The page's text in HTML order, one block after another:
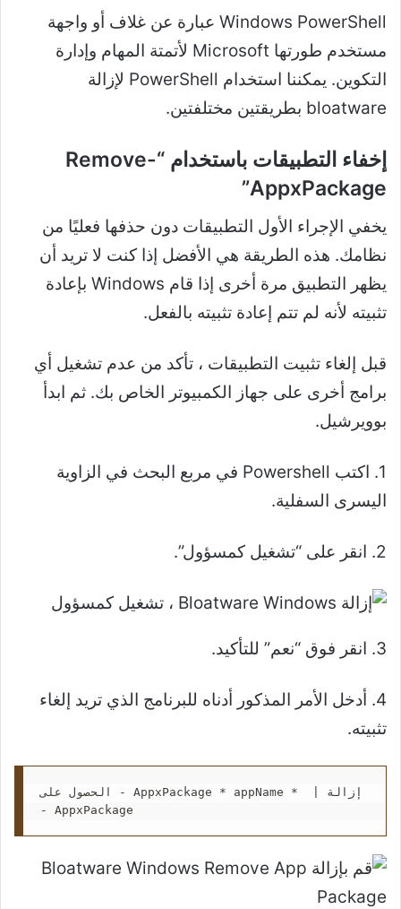
Windows PowerShell عبارة عن غلاف أو واجهة
مستخدم طورتها Microsoft لأتمتة المهام وإدارة
التكوين. يمكننا استخدام PowerShell لإزالة
bloatware بطريقتين مختلفتين.
إخفاء التطبيقات باستخدام “Remove-
AppxPackage”
يخفي الإجراء الأول التطبيقات دون حذفها فعليًا من
نظامك. هذه الطريقة هي الأفضل إذا كنت لا تريد أن
يظهر التطبيق مرة أخرى إذا قام Windows بإعادة
تثبيته لأنه لم تتم إعادة تثبيته بالفعل.
قبل إلغاء تثبيت التطبيقات ، تأكد من عدم تشغيل أي
برامج أخرى على جهاز الكمبيوتر الخاص بك. ثم ابدأ
بوويرشيل.
1. اكتب Powershell في مربع البحث في الزاوية
اليسرى السفلية.
2. انقر على “تشغيل كمسؤول”.
3. انقر فوق “نعم” للتأكيد.
4. أدخل الأمر المذكور أدناه للبرنامج الذي تريد إلغاء
تثبيته.
الحصول على - AppxPackage * appName *  | إزالة
- AppxPackage